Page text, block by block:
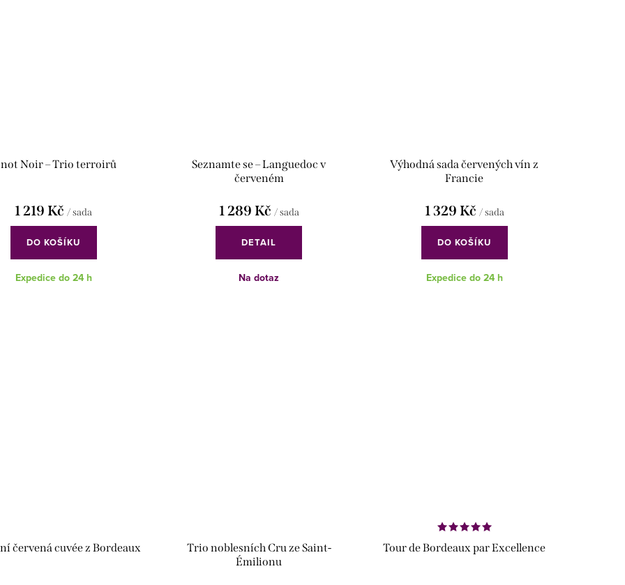
Noir – Trio terroirů
1 219 Kč / sada
DO KOŠÍKU
Expedice do 24 h
Seznamte se – Languedoc v
červeném
1 289 Kč / sada
DETAIL
Na dotaz
Výhodná sada červených vín z
Francie
1 329 Kč / sada
DO KOŠÍKU
Expedice do 24 h
červená cuvée z Bordeaux
Trio noblesních Cru ze Saint-
Émilionu
Tour de Bordeaux par Excellence